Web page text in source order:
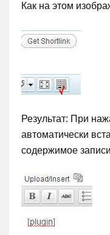
Как на этом
Результат: При
автоматически
содержимое